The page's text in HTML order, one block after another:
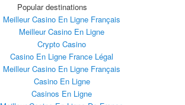
Popular destinations
Meilleur Casino En Ligne Français
Meilleur Casino En Ligne
Crypto Casino
Casino En Ligne France Légal
Meilleur Casino En Ligne Français
Casino En Ligne
Casinos En Ligne